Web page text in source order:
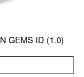
GEMS ID (1.0)